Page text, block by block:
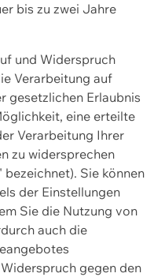
bis zu zwei Jahre
und Widerspruch
Verarbeitung auf
gesetzlichen Erlaubnis
eine erteilte
Verarbeitung Ihrer
zu widersprechen
Sie können
der Einstellungen
Sie die Nutzung von
auch die
gegen den